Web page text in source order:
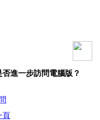
進一步訪問電腦版？
頁